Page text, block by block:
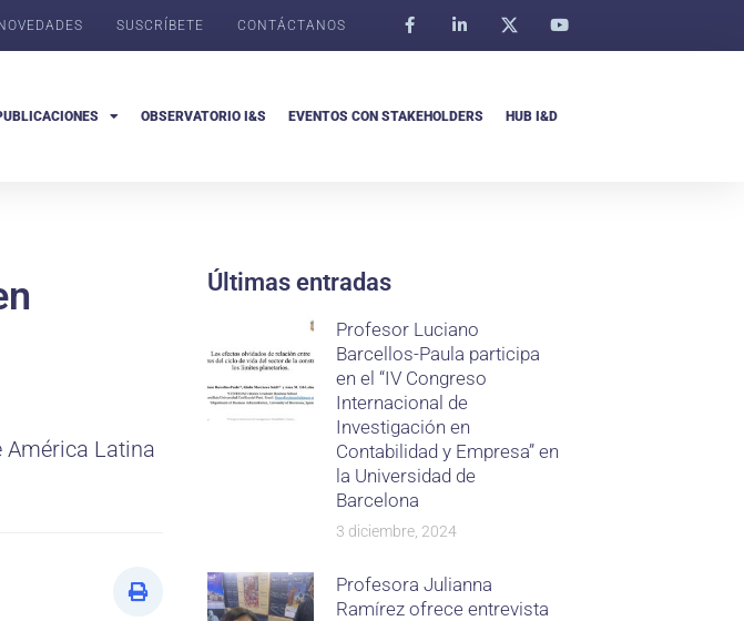
SUSCRÍBETE CONTÁCTANOS
OBSERVATORIO I&S EVENTOS CON STAKEHOLDERS HUB I&D
América Latina
Últimas entradas
Profesor Luciano
Barcellos-Paula participa
en el “IV Congreso
Internacional de
Investigación en
Contabilidad y Empresa” en
la Universidad de
Barcelona
3 diciembre, 2024
Profesora Julianna
Ramírez ofrece entrevista